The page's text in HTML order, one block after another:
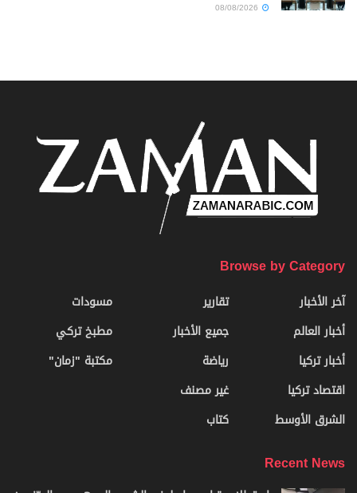
Browse by Category
آخر الأخبار
أخبار العالم
أخبار تركيا
اقتصاد تركيا
الشرق الأوسط
تقارير
جميع الأخبار
رياضة
غير مصنف
كتاب
مسودات
مطبخ تركي
مكتبة "زمان"
Recent News